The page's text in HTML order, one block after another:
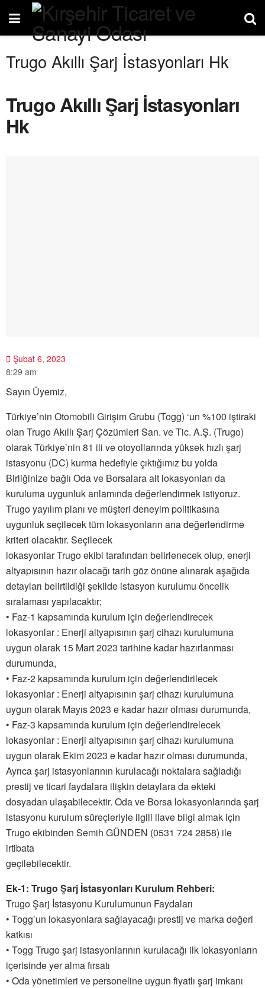
Trugo Akıllı Şarj İstasyonları Hk
Trugo Akıllı Şarj İstasyonları
Hk
Şubat 6, 2023
8:29 am
Sayın Üyemiz,
Türkiye’nin Otomobili Girişim Grubu (Togg) ‘un %100 iştiraki
olan Trugo Akıllı Şarj Çözümleri San. ve Tic. A.Ş. (Trugo)
olarak Türkiye’nin 81 ili ve otoyollarında yüksek hızlı şarj
istasyonu (DC) kurma hedefiyle çıktığımız bu yolda
Birliğinize bağlı Oda ve Borsalara ait lokasyonları da
kuruluma uygunluk anlamında değerlendirmek istiyoruz.
Trugo yayılım planı ve müşteri deneyim politikasına
uygunluk seçilecek tüm lokasyonların ana değerlendirme
kriteri olacaktır. Seçilecek
lokasyonlar Trugo ekibi tarafından belirlenecek olup, enerji
altyapısının hazır olacağı tarih göz önüne alınarak aşağıda
detayları belirtildiği şekilde istasyon kurulumu öncelik
sıralaması yapılacaktır;
• Faz-1 kapsamında kurulum için değerlendirecek
lokasyonlar : Enerji altyapısının şarj cihazı kurulumuna
uygun olarak 15 Mart 2023 tarihine kadar hazırlanması
durumunda,
• Faz-2 kapsamında kurulum için değerlendirilecek
lokasyonlar : Enerji altyapısının şarj cihazı kurulumuna
uygun olarak Mayıs 2023 e kadar hazır olması durumunda,
• Faz-3 kapsamında kurulum için değerlendirelecek
lokasyonlar : Enerji altyapısının şarj cihazı kurulumuna
uygun olarak Ekim 2023 e kadar hazır olması durumunda,
Ayrıca şarj istasyonlarının kurulacağı noktalara sağladığı
prestij ve ticari faydalara ilişkin detaylara da ekteki
dosyadan ulaşabilecektir. Oda ve Borsa lokasyonlarında şarj
istasyonu kurulum süreçleriyle ilgili ilave bilgi almak için
Trugo ekibinden Semih GÜNDEN (0531 724 2858) ile
irtibata
geçilebilecektir.
Ek-1: Trugo Şarj İstasyonları Kurulum Rehberi:
Trugo Şarj İstasyonu Kurulumunun Faydaları
• Togg’un lokasyonlara sağlayacağı prestij ve marka değeri
katkısı
• Togg Trugo şarj istasyonlarının kurulacağı ilk lokasyonların
içerisinde yer alma fırsatı
• Oda yönetimleri ve personeline uygun fiyatlı şarj imkanı